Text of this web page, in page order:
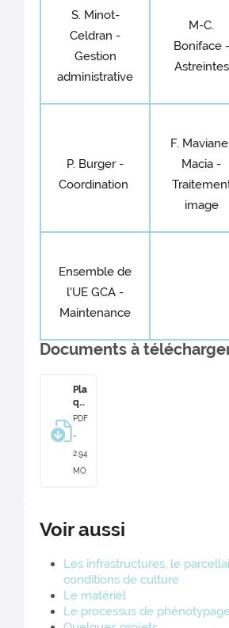
S. Minot-
Celdran -
Gestion
administrative
M-C.
Boniface -
Astreintes
P. Burger -
Coordination
F.
Macia -
image
Ensemble de
l'UE GCA -
Maintenance
Documents à
Pla
qu
ett
lia
Ph
PDF
-
2.94
MO
Voir aussi
Les infrastructures, le
conditions de culture
Le matériel
Le processus de